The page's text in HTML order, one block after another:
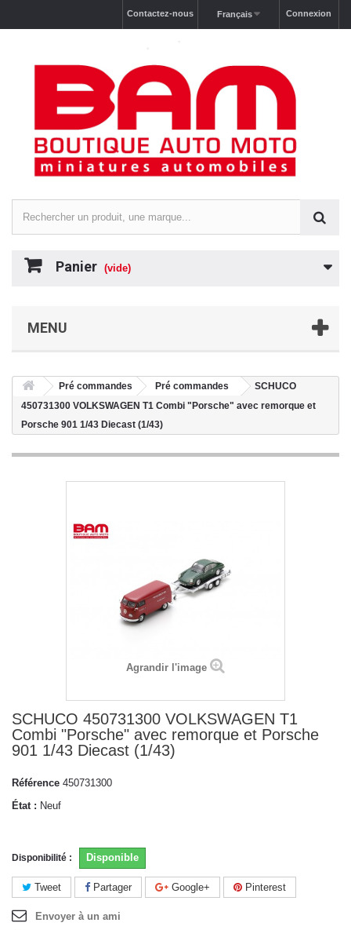
Connexion
Français
Contactez-nous
Panier (vide)
MENU
Pré commandes Pré commandes
SCHUCO
450731300 VOLKSWAGEN T1 Combi "Porsche" avec remorque et
Porsche 901 1/43 Diecast (1/43)
Agrandir l'image
SCHUCO 450731300 VOLKSWAGEN T1
Combi "Porsche" avec remorque et Porsche
901 1/43 Diecast (1/43)
Référence 450731300
État : Neuf
Disponibilité : Disponible
Tweet Partager Google+ Pinterest
Envoyer à un ami